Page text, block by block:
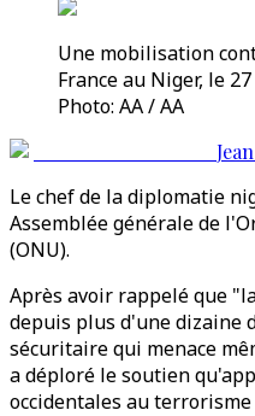
Une mobilisation
France au Niger, le
Photo: AA / AA
Le chef de la diplomatie
Assemblée générale de
(ONU).
Après avoir rappelé que
depuis plus d'une dizaine
sécuritaire qui menace
a déploré le soutien
occidentales au